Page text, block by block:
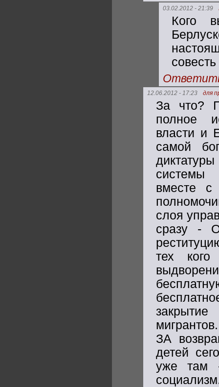
03.02.2012 - 21:39
Кого
12.06.2012 - 17:23 для
За что?
полное
власти и
самой
системы
вместе с
слоя
сразу -
тех
ЗА
детей
уже там